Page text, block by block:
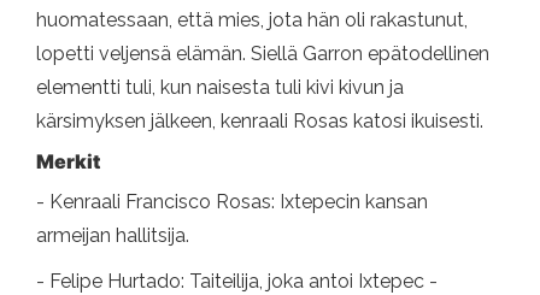
huomatessaan, että mies, jota hän oli rakastunut,
lopetti veljensä elämän. Siellä Garron epätodellinen
elementti tuli, kun naisesta tuli kivi kivun ja
kärsimyksen jälkeen, kenraali Rosas katosi ikuisesti.
Merkit
- Kenraali Francisco Rosas: Ixtepecin kansan
armeijan hallitsija.
- Felipe Hurtado: Taiteilija, joka antoi Ixtepec -